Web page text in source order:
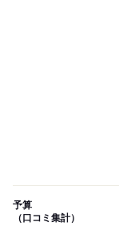
予算
（口コミ集計）